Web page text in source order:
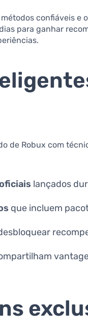
confiáveis e
para ganhar
de Robux com
lançados
que incluem